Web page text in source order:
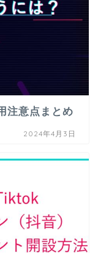
注意点まとめ
2024年4月3日